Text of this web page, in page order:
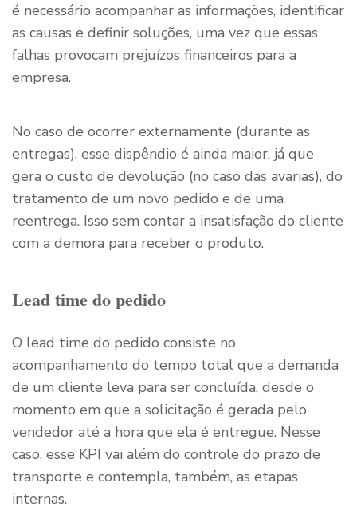
é necessário acompanhar as informações, identificar
as causas e definir soluções, uma vez que essas
falhas provocam prejuízos financeiros para a
empresa.
No caso de ocorrer externamente (durante as
entregas), esse dispêndio é ainda maior, já que
gera o custo de devolução (no caso das avarias), do
tratamento de um novo pedido e de uma
reentrega. Isso sem contar a insatisfação do cliente
com a demora para receber o produto.
Lead time do pedido
O lead time do pedido consiste no
acompanhamento do tempo total que a demanda
de um cliente leva para ser concluída, desde o
momento em que a solicitação é gerada pelo
vendedor até a hora que ela é entregue. Nesse
caso, esse KPI vai além do controle do prazo de
transporte e contempla, também, as etapas
internas.